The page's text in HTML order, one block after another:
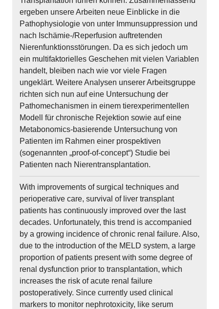
ergeben unsere Arbeiten neue Einblicke in die
Pathophysiologie von unter Immunsuppression und
nach Ischämie-/Reperfusion auftretenden
Nierenfunktionsstörungen. Da es sich jedoch um
ein multifaktorielles Geschehen mit vielen Variablen
handelt, bleiben nach wie vor viele Fragen
ungeklärt. Weitere Analysen unserer Arbeitsgruppe
richten sich nun auf eine Untersuchung der
Pathomechanismen in einem tierexperimentellen
Modell für chronische Rejektion sowie auf eine
Metabonomics-basierende Untersuchung von
Patienten im Rahmen einer prospektiven
(sogenannten „proof-of-concept“) Studie bei
Patienten nach Nierentransplantation.
With improvements of surgical techniques and
perioperative care, survival of liver transplant
patients has continuously improved over the last
decades. Unfortunately, this trend is accompanied
by a growing incidence of chronic renal failure. Also,
due to the introduction of the MELD system, a large
proportion of patients present with some degree of
renal dysfunction prior to transplantation, which
increases the risk of acute renal failure
postoperatively. Since currently used clinical
markers to monitor nephrotoxicity, like serum